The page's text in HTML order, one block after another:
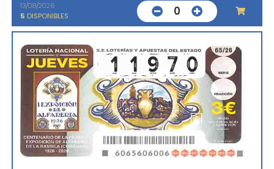
13/08/2026
5 DISPONIBLES 0